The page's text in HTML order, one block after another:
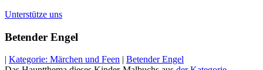
Unterstütze uns
Betender Engel
| Kategorie: Märchen und Feen | Betender Engel